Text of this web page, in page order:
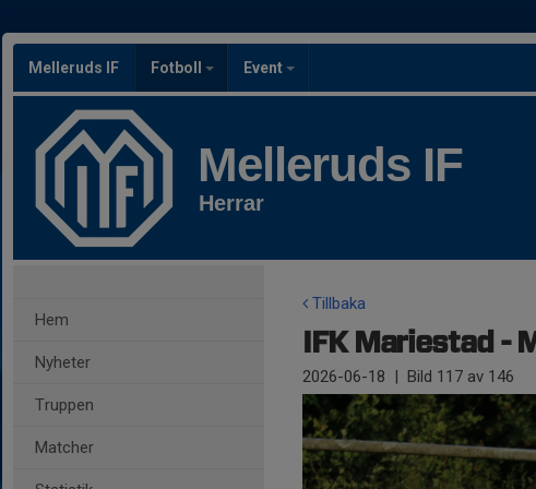
Melleruds IF Fotboll Event
Melleruds IF
Herrar
Hem
Nyheter
Truppen
Matcher
Tillbaka
IFK Mariestad -
2026-06-18 | Bild 117 av 146